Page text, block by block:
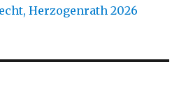
Herzogenrath 2026